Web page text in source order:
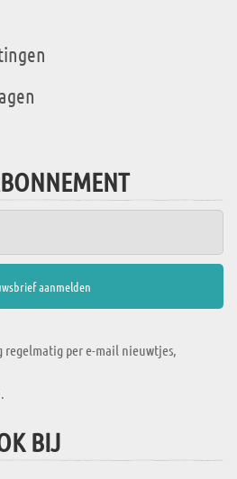
regelmatig per e-mail nieuwtjes,
BIJ